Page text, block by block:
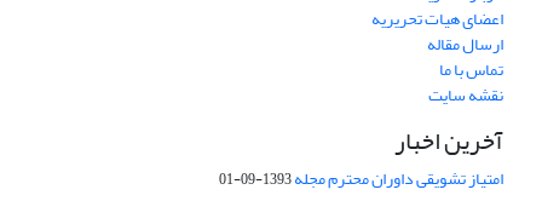
اعضای هیات تحریریه
ارسال مقاله
تماس با ما
نقشه سایت
آخرین اخبار
امتیاز تشویقی داوران محترم مجله1393-09-01